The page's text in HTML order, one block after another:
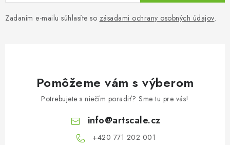
Zadaním e-mailu súhlasíte so zásadami ochrany osobných údajov.
Pomôžeme vám s výberom
Potrebujete s niečím poradiť? Sme tu pre vás!
info@artscale.cz
+420 771 202 001​